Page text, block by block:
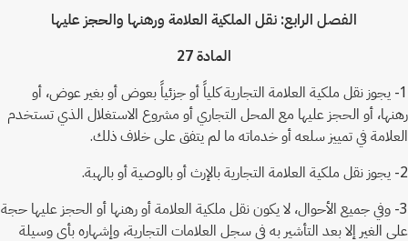
الفصل الرابع: نقل الملكية العلامة ورهنها والحجز عليها
المادة 27
1- يجوز نقل ملكية العلامة التجارية كلياً أو جزئياً بعوض أو بغير عوض، أو
رهنها، أو الحجز عليها مع المحل التجاري أو مشروع الاستغلال الذي تستخدم
العلامة في تمييز سلعه أو خدماته ما لم يتفق على خلاف ذلك.
2- يجوز نقل ملكية العلامة التجارية بالإرث أو بالوصية أو بالهبة.
3- وفي جميع الأحوال، لا يكون نقل ملكية العلامة أو رهنها أو الحجز عليها حجة
على الغير إلا بعد التأشير به في سجل العلامات التجارية، وإشهاره بأي وسيلة